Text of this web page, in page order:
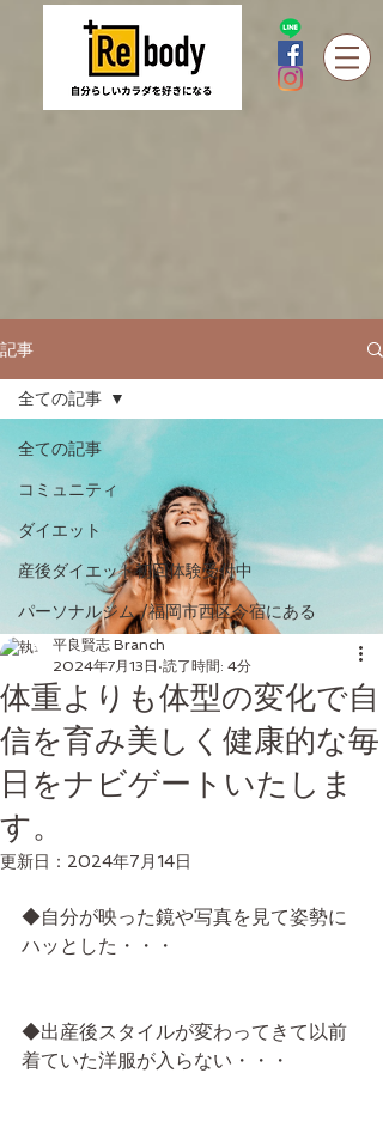
記事
全ての記事
コミュニティ
ダイエット
産後ダイエット初回体験受付中
パーソナルジム /福岡市西区今宿にある
全ての記事
体重よりも体型の変化で自
信を育み美しく健康的な毎
日をナビゲートいたしま
す。
平良賢志 Branch
2024年7月13日 読了時間: 4分
更新日： 2024年7月14日
◆自分が映った鏡や写真を見て姿勢に
ハッとした・・・
◆出産後スタイルが変わってきて以前
着ていた洋服が入らない・・・